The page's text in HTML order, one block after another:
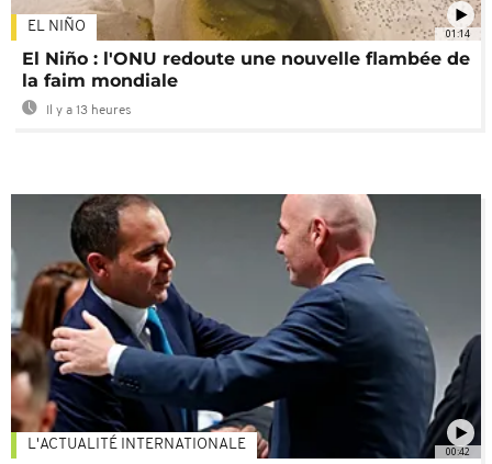
01:14
EL NIÑO
El Niño : l'ONU redoute une nouvelle flambée de
la faim mondiale
Il y a 13 heures
00:42
L'ACTUALITÉ INTERNATIONALE